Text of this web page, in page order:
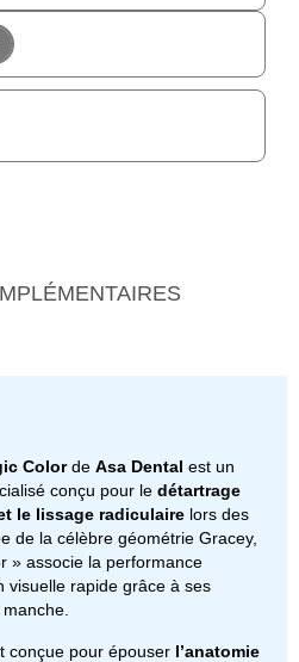
Colorde Asa Dental est un
conçu pour le détartrage
le lissage radiculaire lors des
de la célèbre géométrie Gracey,
» associe la performance
visuelle rapide grâce à ses
conçue pour épouser l’anatomie